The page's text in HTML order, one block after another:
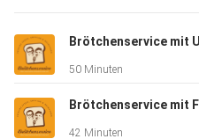
einer guten #artnerschaft und
zuhören sollte. Reinhören!
50 Minuten
42 Minuten